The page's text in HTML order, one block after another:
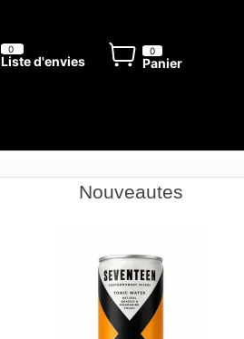
0
Liste d'envies
0
Panier
Nouveautes